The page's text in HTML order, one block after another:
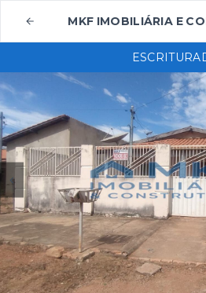
MKF IMOBILIÁRIA E